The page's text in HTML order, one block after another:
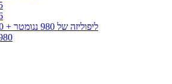
ליפוליזה של 980 ננומטר + 1470 ננומטר